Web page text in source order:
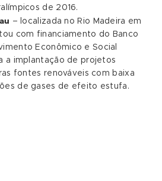
de 2016.
– localizada no Rio Madeira em
com financiamento do Banco
Econômico e Social
a implantação de projetos
fontes renováveis com baixa
de gases de efeito estufa.